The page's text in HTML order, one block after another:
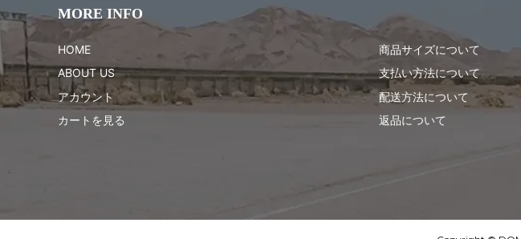
MORE INFO
HOME
ABOUT US
アカウント
カートを見る
商品サイズについて
支払い方法について
配送方法について
返品について